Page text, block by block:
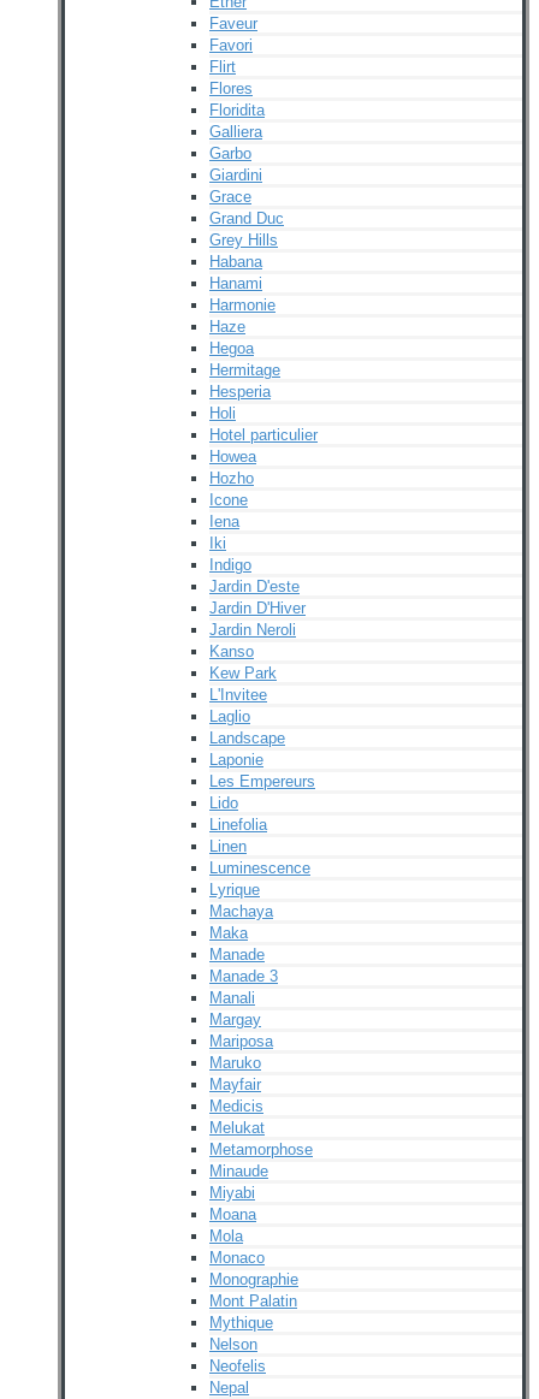
Faveur
Favori
Flirt
Flores
Floridita
Galliera
Garbo
Giardini
Grace
Grand Duc
Grey Hills
Habana
Hanami
Harmonie
Haze
Hegoa
Hermitage
Hesperia
Holi
Hotel particulier
Howea
Hozho
Icone
Iena
Iki
Indigo
Jardin D'este
Jardin D'Hiver
Jardin Neroli
Kanso
Kew Park
L'Invitee
Laglio
Landscape
Laponie
Les Empereurs
Lido
Linefolia
Linen
Luminescence
Lyrique
Machaya
Maka
Manade
Manade 3
Manali
Margay
Mariposa
Maruko
Mayfair
Medicis
Melukat
Metamorphose
Minaude
Miyabi
Moana
Mola
Monaco
Monographie
Mont Palatin
Mythique
Nelson
Neofelis
Nepal